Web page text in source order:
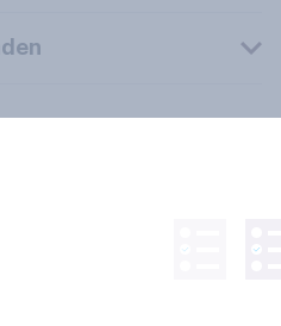
Alle Rechte vorbehalten.